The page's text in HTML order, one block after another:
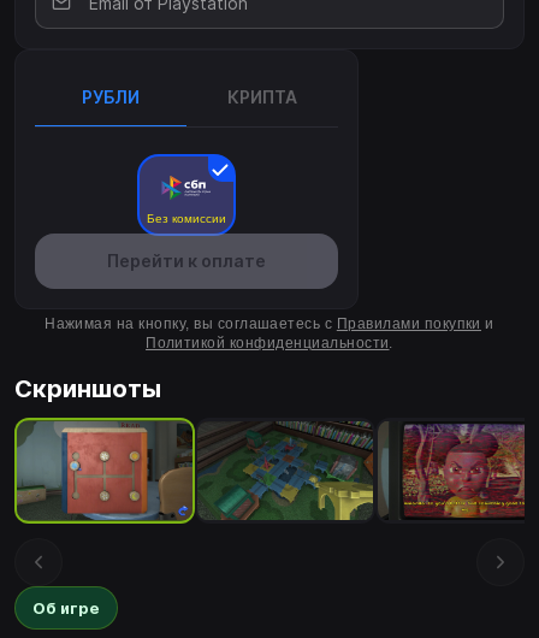
РУБЛИ КРИПТА
Без комиссии
Перейти к оплате
Нажимая на кнопку, вы соглашаетесь с Правилами покупки и
Политикой конфиденциальности.
Скриншоты
Об игре